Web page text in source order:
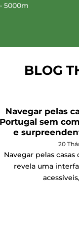
5000m
BLOG
Navegar pelas
Portugal sem
e
20
Navegar pelas
revela uma